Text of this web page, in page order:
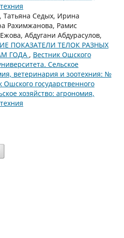
Татьяна Седых, Ирина
Рахимжанова, Рамис
Абдугани Абдурасулов,
ПОКАЗАТЕЛИ ТЕЛОК РАЗНЫХ
ГОДА , Вестник Ошского
Сельское
ветеринария и зоотехния: №
Ошского государственного
хозяйство: агрономия,